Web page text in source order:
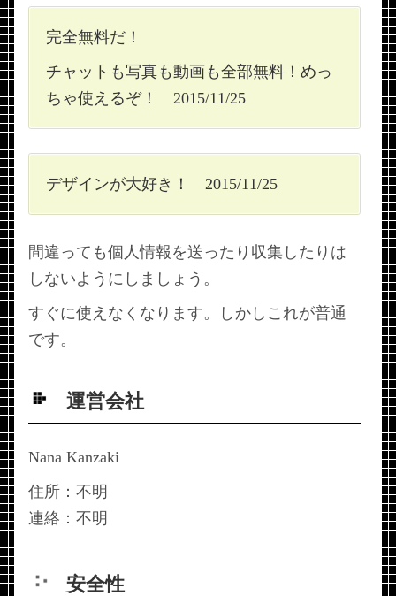
完全無料だ！
チャットも写真も動画も全部無料！めっ
ちゃ使えるぞ！ 2015/11/25
デザインが大好き！ 2015/11/25
間違っても個人情報を送ったり収集したりは
しないようにしましょう。
すぐに使えなくなります。しかしこれが普通
です。
運営会社
Nana Kanzaki
住所：不明
連絡：不明
安全性